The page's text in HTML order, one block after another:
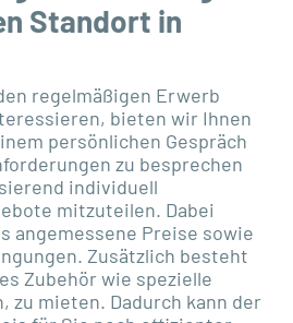
Standort in
regelmäßigen Erwerb
bieten wir Ihnen
persönlichen Gespräch
zu besprechen
individuell
mitzuteilen. Dabei
angemessene Preise sowie
Zusätzlich besteht
Zubehör wie spezielle
zu mieten. Dadurch kann der